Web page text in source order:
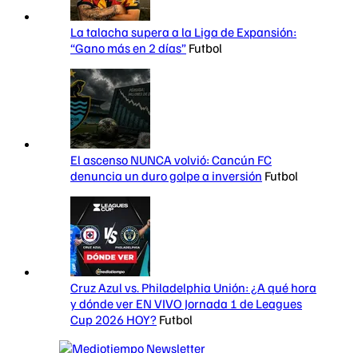
La talacha supera a la Liga de Expansión:
“Gano más en 2 días” Futbol
El ascenso NUNCA volvió: Cancún FC
denuncia un duro golpe a inversión Futbol
Cruz Azul vs. Philadelphia Unión: ¿A qué hora
y dónde ver EN VIVO Jornada 1 de Leagues
Cup 2026 HOY? Futbol